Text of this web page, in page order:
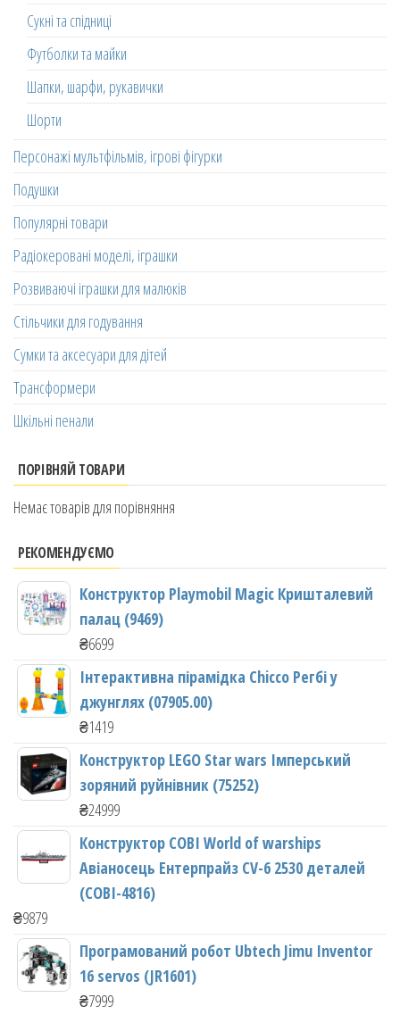
Сукні та спідниці
Футболки та майки
Шапки, шарфи, рукавички
Шорти
Персонажі мультфільмів, ігрові фігурки
Подушки
Популярні товари
Радіокеровані моделі, іграшки
Розвиваючі іграшки для малюків
Стільчики для годування
Сумки та аксесуари для дітей
Трансформери
Шкільні пенали
ПОРІВНЯЙ ТОВАРИ
Немає товарів для порівняння
РЕКОМЕНДУЄМО
Конструктор Playmobil Magic Кришталевий
палац (9469)
₴6699
Інтерактивна пірамідка Chicco Регбі у
джунглях (07905.00)
₴1419
Конструктор LEGO Star wars Імперський
зоряний руйнівник (75252)
₴24999
Конструктор COBI World of warships
Авіаносець Ентерпрайз CV-6 2530 деталей
(COBI-4816)
₴9879
Програмований робот Ubtech Jimu Inventor
16 servos (JR1601)
₴7999